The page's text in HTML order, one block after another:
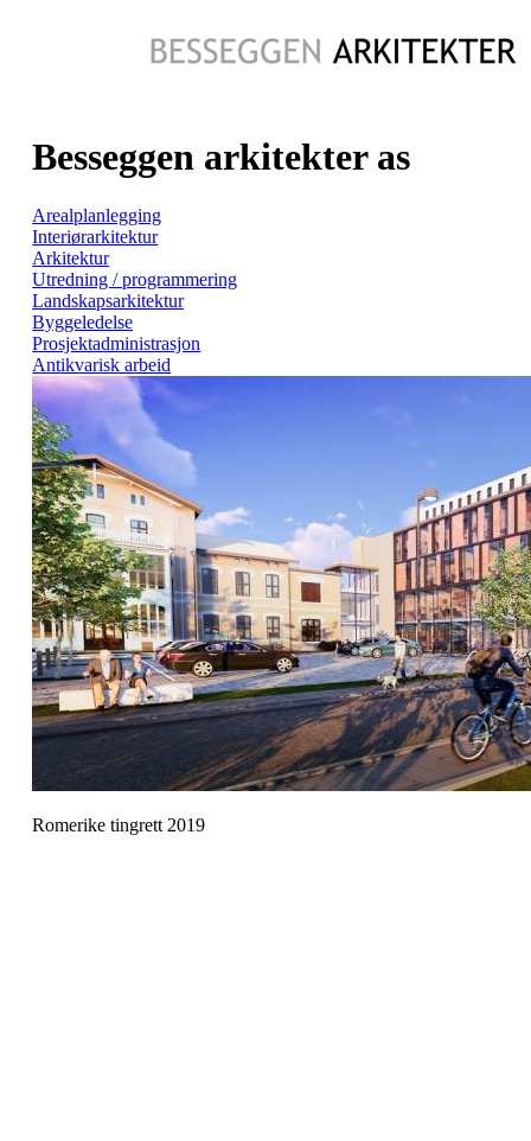
Besseggen arkitekter as
Arealplanlegging
Interiørarkitektur
Arkitektur
Utredning / programmering
Landskapsarkitektur
Byggeledelse
Prosjektadministrasjon
Antikvarisk arbeid
Romerike tingrett 2019